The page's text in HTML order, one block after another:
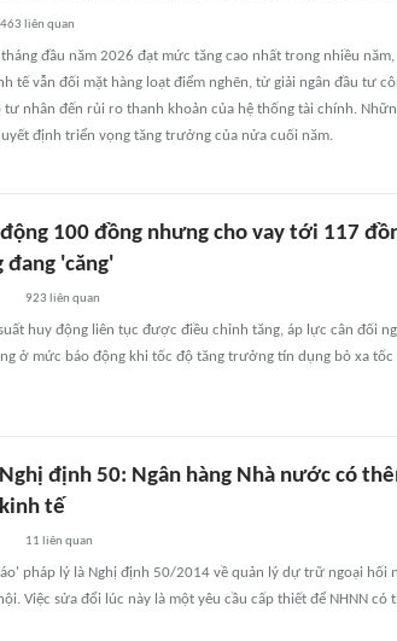
liên quan
tháng đầu năm 2026 đạt mức tăng cao nhất trong nhiều
tế vẫn đối mặt hàng loạt điểm nghẽn, từ giải ngân đầu tư
tư nhân đến rủi ro thanh khoản của hệ thống tài chính.
định triển vọng tăng trưởng của nửa cuối năm.
100 đồng nhưng cho vay tới 117
đang 'căng'
923 liên quan
huy động liên tục được điều chỉnh tăng, áp lực cân đối
ở mức báo động khi tốc độ tăng trưởng tín dụng bỏ xa
định 50: Ngân hàng Nhà nước có
tế
11 liên quan
áo' pháp lý là Nghị định 50/2014 về quản lý dự trữ ngoại hối
Việc sửa đổi lúc này là một yêu cầu cấp thiết để NHNN có